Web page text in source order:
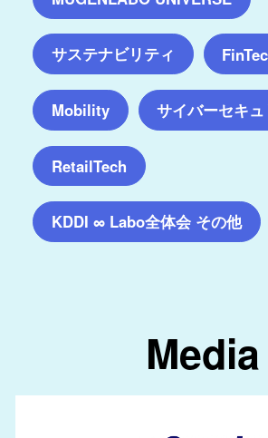
サステナビリティ
Mobility サイバーセキュ
RetailTech
KDDI ∞ Labo全体会 その他
Media